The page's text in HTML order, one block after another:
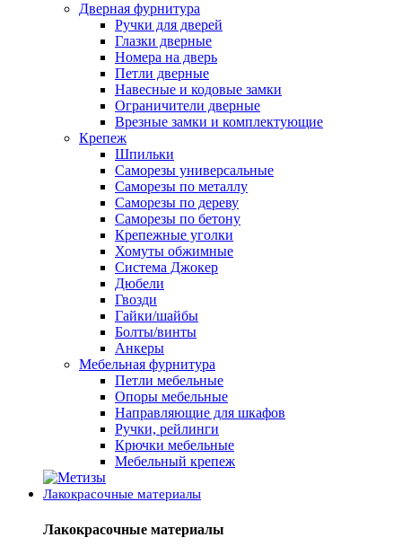
Дверная фурнитура
Ручки для дверей
Глазки дверные
Номера на дверь
Петли дверные
Навесные и кодовые замки
Ограничители дверные
Врезные замки и комплектующие
Крепеж
Шпильки
Саморезы универсальные
Саморезы по металлу
Саморезы по дереву
Саморезы по бетону
Крепежные уголки
Хомуты обжимные
Система Джокер
Дюбели
Гвозди
Гайки/шайбы
Болты/винты
Анкеры
Мебельная фурнитура
Петли мебельные
Опоры мебельные
Направляющие для шкафов
Ручки, рейлинги
Крючки мебельные
Мебельный крепеж
Лакокрасочные материалы
Лакокрасочные материалы